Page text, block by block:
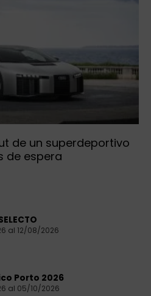
de un superdeportivo
de espera
al 12/08/2026
Porto 2026
al 05/10/2026